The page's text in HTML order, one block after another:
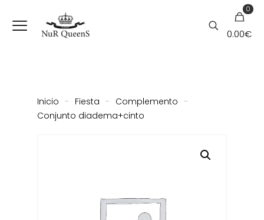
0
0.00€
Inicio - Fiesta - Complemento -
Conjunto diadema+cinto